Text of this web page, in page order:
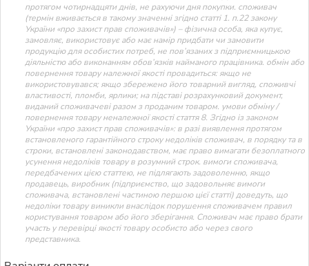
протягом чотирнадцяти днів, не рахуючи дня покупки. споживач
(термін вживається в такому значенні згідно статті 1. п.22 закону
України «про захист прав споживачів») – фізична особа, яка купує,
замовляє, використовує або має намір придбати чи замовити
продукцію для особистих потреб, не пов’язаних з підприємницькою
діяльністю або виконанням обов’язків найманого працівника. обмін або
повернення товару належної якості провадиться: якщо не
використовувався; якщо збережено його товарний вигляд, споживчі
властивості, пломби, ярлики; на підставі розрахунковий документ,
виданий споживачеві разом з проданим товаром. умови обміну /
повернення товару неналежної якості стаття 8. Згідно із законом
України «про захист прав споживачів»: в разі виявлення протягом
встановленого гарантійного строку недоліків споживач, в порядку та в
строки, встановлені законодавством, має право вимагати безоплатного
усунення недоліків товару в розумний строк. вимоги споживача,
передбачених цією статтею, не підлягають задоволенню, якщо
продавець, виробник (підприємство, що задовольняє вимоги
споживача, встановлені частиною першою цієї статті) доведуть, що
недоліки товару виникли внаслідок порушення споживачем правил
користування товаром або його зберігання. Споживач має право брати
участь у перевірці якості товару особисто або через свого
представника.